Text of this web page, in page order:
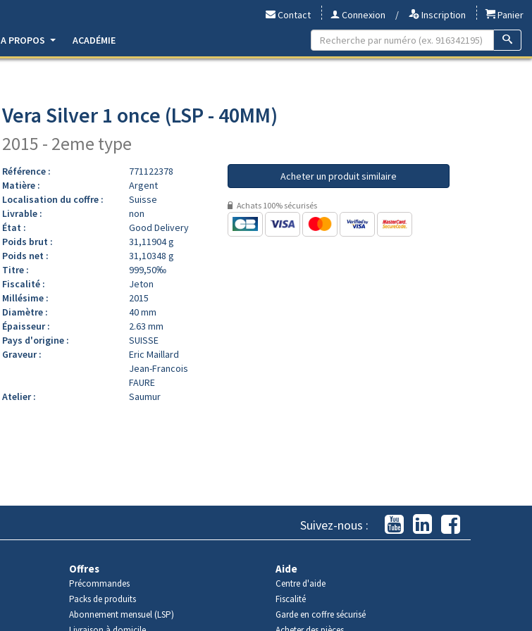
Contact Connexion / Inscription
Panier
A PROPOS ACADÉMIE
Vera Silver 1 once (LSP - 40MM)
2015 - 2eme type
Référence :
771122378
Matière :
Argent
Localisation du coffre :
Suisse
Livrable :
non
État :
Good Delivery
Poids brut :
31,11904 g
Poids net :
31,10348 g
Titre :
999,50‰
Fiscalité :
Jeton
Millésime :
2015
Diamètre :
40 mm
Épaisseur :
2.63 mm
Pays d'origine :
SUISSE
Graveur :
Eric Maillard
Jean-Francois
FAURE
Atelier :
Saumur
Acheter un produit similaire
Achats 100% sécurisés
Suivez-nous :
Offres
Précommandes
Packs de produits
Abonnement mensuel (LSP)
Aide
Centre d'aide
Fiscalité
Garde en coffre sécurisé